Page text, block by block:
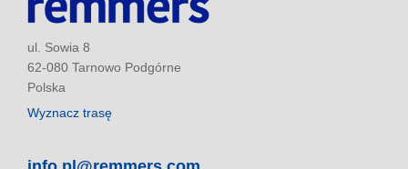
ul. Sowia 8
62-080 Tarnowo Podgórne
Polska
Wyznacz trasę